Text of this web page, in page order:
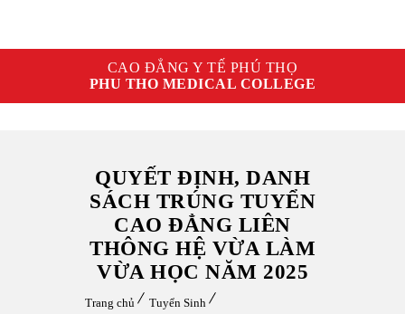
CAO ĐẲNG Y TẾ PHÚ THỌ
PHU THO MEDICAL COLLEGE
QUYẾT ĐỊNH, DANH
SÁCH TRÚNG TUYỂN
CAO ĐẲNG LIÊN
THÔNG HỆ VỪA LÀM
VỪA HỌC NĂM 2025
Trang chủ
Tuyển Sinh